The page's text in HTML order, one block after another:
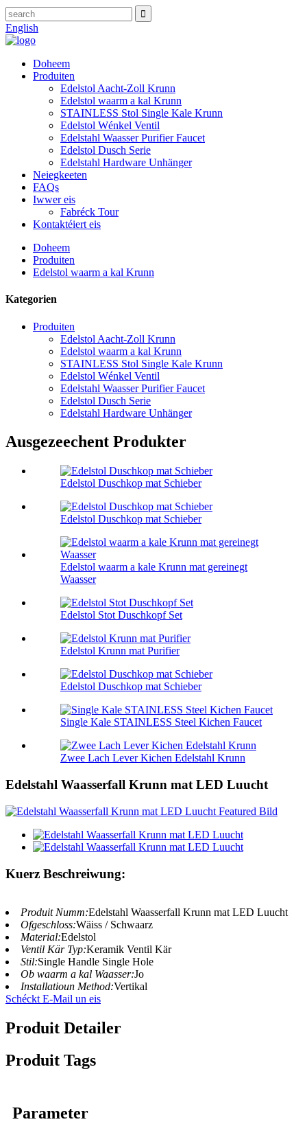
English
Doheem
Produiten
Edelstol Aacht-Zoll Krunn
Edelstol waarm a kal Krunn
STAINLESS Stol Single Kale Krunn
Edelstol Wénkel Ventil
Edelstahl Waasser Purifier Faucet
Edelstol Dusch Serie
Edelstahl Hardware Unhänger
Neiegkeeten
FAQs
Iwwer eis
Fabréck Tour
Kontaktéiert eis
Doheem
Produiten
Edelstol waarm a kal Krunn
Kategorien
Produiten
Edelstol Aacht-Zoll Krunn
Edelstol waarm a kal Krunn
STAINLESS Stol Single Kale Krunn
Edelstol Wénkel Ventil
Edelstahl Waasser Purifier Faucet
Edelstol Dusch Serie
Edelstahl Hardware Unhänger
Ausgezeechent Produkter
Edelstol Duschkop mat Schieber
Edelstol Duschkop mat Schieber
Edelstol waarm a kale Krunn mat gereinegt
Waasser
Edelstol Stot Duschkopf Set
Edelstol Krunn mat Purifier
Edelstol Duschkop mat Schieber
Single Kale STAINLESS Steel Kichen Faucet
Zwee Lach Lever Kichen Edelstahl Krunn
Edelstahl Waasserfall Krunn mat LED Luucht
Kuerz Beschreiwung:
Produit Numm:Edelstahl Waasserfall Krunn mat LED Luucht
Ofgeschloss:Wäiss / Schwaarz
Material:Edelstol
Ventil Kär Typ:Keramik Ventil Kär
Stil:Single Handle Single Hole
Ob waarm a kal Waasser:Jo
Installatioun Method:Vertikal
Schéckt E-Mail un eis
Produit Detailer
Produit Tags
Parameter